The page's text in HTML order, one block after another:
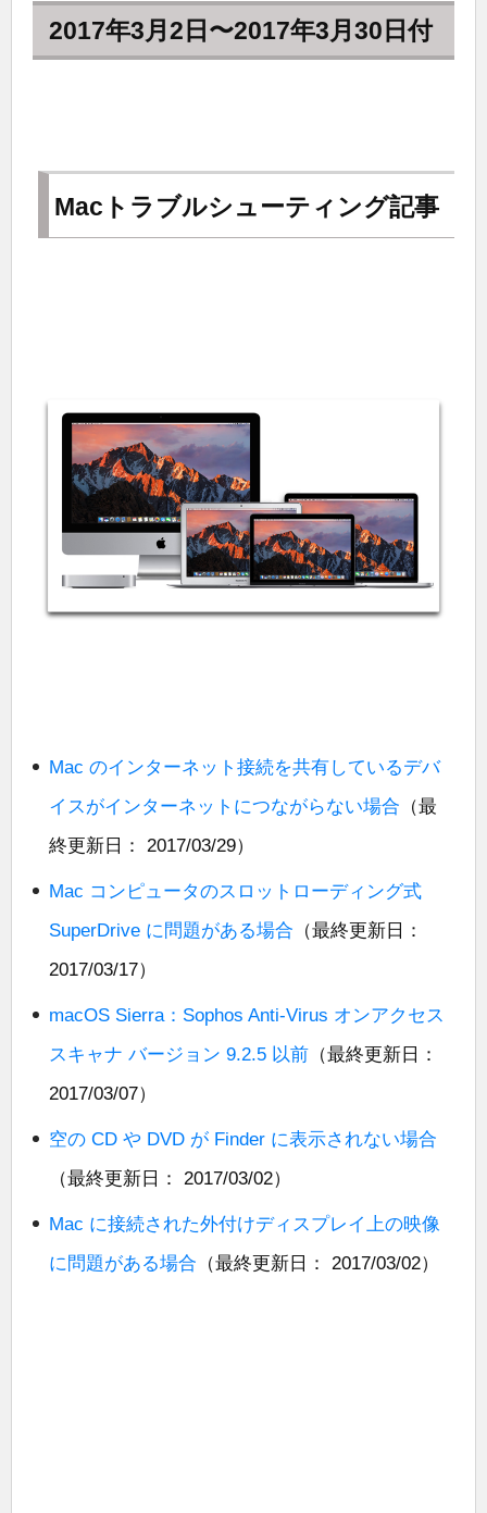
2017年3月2日〜2017年3月30日付
Macトラブルシューティング記事
Mac のインターネット接続を共有しているデバ
イスがインターネットにつながらない場合 （最
終更新日： 2017/03/29）
Mac コンピュータのスロットローディング式
SuperDrive に問題がある場合 （最終更新日：
2017/03/17）
macOS Sierra：Sophos Anti-Virus オンアクセス
スキャナ バージョン 9.2.5 以前 （最終更新日：
2017/03/07）
空の CD や DVD が Finder に表示されない場合
（最終更新日： 2017/03/02）
Mac に接続された外付けディスプレイ上の映像
に問題がある場合 （最終更新日： 2017/03/02）